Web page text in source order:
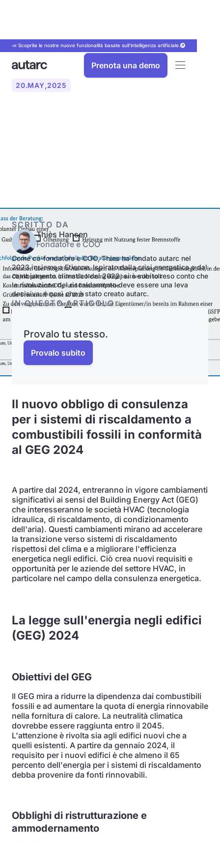
📣 Scoprite le nostre nuove funzionalità basate sull'intelligenza artificiale.
Prenota una demo
20.MAY,2025
SCRITTO DA
Thiès Hansen
Fondatore e COO
Come co-fondatore e COO, Thies ha fondato autarc nel
2023 insieme a Etienne. Ispirato dalla crisi energetica e dal
cambiamento climatico del 2022, si è subito reso conto che
la rivoluzione del riscaldamento deve essere una leva
decisiva: è così che è stato creato autarc.
IN QUESTO ARTICOLO
Provalo tu stesso.
Provalo subito
Il nuovo obbligo di consulenza
per i sistemi di riscaldamento a
combustibili fossili in conformità
al GEG 2024
A partire dal 2024, entreranno in vigore cambiamenti
significativi ai sensi del Building Energy Act (GEG)
che interesseranno le società HVAC (tecnologia
idraulica, di riscaldamento, di condizionamento
dell'aria). Questi cambiamenti mirano ad accelerare
la transizione verso sistemi di riscaldamento
rispettosi del clima e a migliorare l'efficienza
energetica negli edifici. Ciò crea nuovi requisiti e
opportunità per le aziende del settore HVAC, in
particolare nel campo della consulenza energetica.
La legge sull'energia negli edifici
(GEG) 2024
Obiettivi del GEG
Il GEG mira a ridurre la dipendenza dai combustibili
fossili e ad aumentare la quota di energia rinnovabile
nella fornitura di calore. La neutralità climatica
dovrebbe essere raggiunta entro il 2045.
L'attenzione è rivolta sia agli edifici nuovi che a
quelli esistenti. A partire da gennaio 2024, il
requisito per i nuovi edifici è che almeno il 65
percento dell'energia per i sistemi di riscaldamento
debba provenire da fonti rinnovabili.
Obblighi di ristrutturazione e
ammodernamento